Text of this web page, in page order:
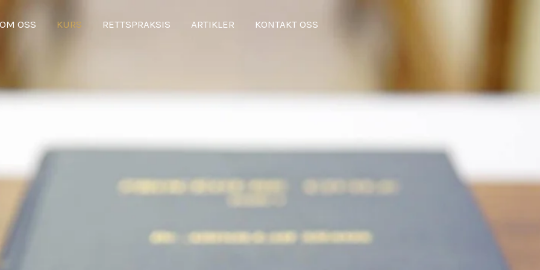
OM OSS KURS RETTSPRAKSIS ARTIKLER KONTAKT OSS